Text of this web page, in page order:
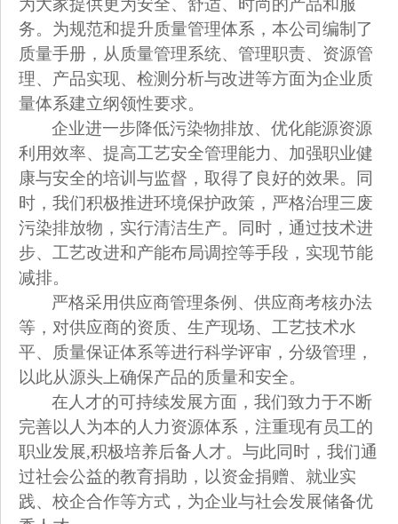
务。为规范和提升质量管理体系，本公司编制了
质量手册，从质量管理系统、管理职责、资源管
理、产品实现、检测分析与改进等方面为企业质
量体系建立纲领性要求。
企业进一步降低污染物排放、优化能源资源
利用效率、提高工艺安全管理能力、加强职业健
康与安全的培训与监督，取得了良好的效果。同
时，我们积极推进环境保护政策，严格治理三废
污染排放物，实行清洁生产。同时，通过技术进
步、工艺改进和产能布局调控等手段，实现节能
减排。
严格采用供应商管理条例、供应商考核办法
等，对供应商的资质、生产现场、工艺技术水
平、质量保证体系等进行科学评审，分级管理，
以此从源头上确保产品的质量和安全。
在人才的可持续发展方面，我们致力于不断
完善以人为本的人力资源体系，注重现有员工的
职业发展,积极培养后备人才。与此同时，我们通
过社会公益的教育捐助，以资金捐赠、就业实
践、校企合作等方式，为企业与社会发展储备优